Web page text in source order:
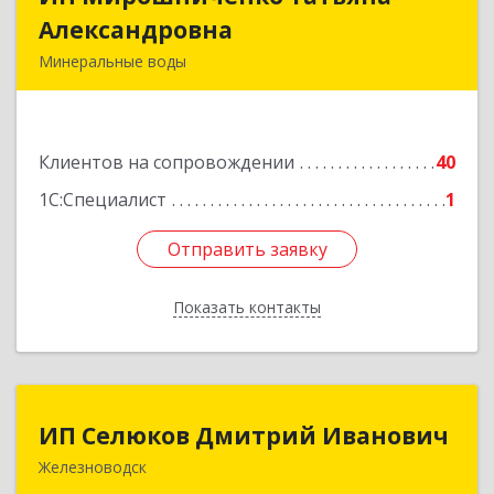
Александровна
Минеральные воды
Клиентов на сопровождении
40
1С:Специалист
1
Отправить заявку
Показать контакты
Подробнее
Отправить заявку
Назад
ИП Селюков Дмитрий Иванович
Железноводск
ИП Селюков Дмитрий Иванович
357400, Ставропольский край, Железноводск г,